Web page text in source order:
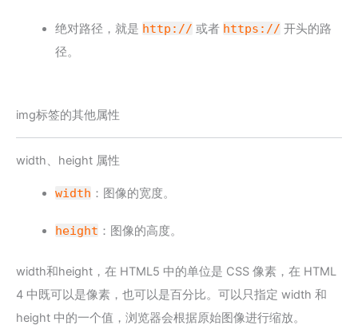
绝对路径，就是 http:// 或者 https:// 开头的路
径。
img标签的其他属性
width、height 属性
width ：图像的宽度。
height ：图像的高度。
width和height，在 HTML5 中的单位是 CSS 像素，在 HTML
4 中既可以是像素，也可以是百分比。可以只指定 width 和
height 中的一个值，浏览器会根据原始图像进行缩放。